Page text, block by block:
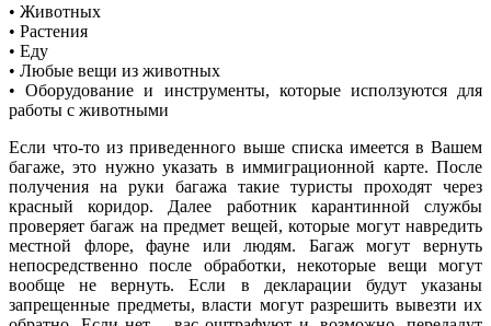
• Животных
• Растения
• Еду
• Любые вещи из животных
• Оборудование и инструменты, которые исползуются для
работы с животными
Если что-то из приведенного выше списка имеется в Вашем
багаже, это нужно указать в иммиграционной карте. После
получения на руки багажа такие туристы проходят через
красный коридор. Далее работник карантинной службы
проверяет багаж на предмет вещей, которые могут навредить
местной флоре, фауне или людям. Багаж могут вернуть
непосредственно после обработки, некоторые вещи могут
вообще не вернуть. Если в декларации будут указаны
запрещенные предметы, власти могут разрешить вывезти их